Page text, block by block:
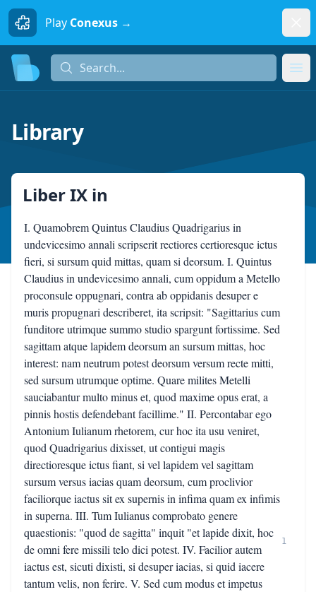
Play Conexus →
Search...
Library
Liber IX in
I. Quamobrem Quintus Claudius Quadrigarius in
undevicesimo annali scripserit rectiores certioresque ictus
fieri, si sursum quid mittas, quam si deorsum. I. Quintus
Claudius in undevicesimo annali, cum oppidum a Metello
proconsule oppugnari, contra ab oppidanis desuper e
muris propugnari describeret, ita scripsit: "Sagittarius cum
funditore utrimque summo studio spargunt fortissime. Sed
sagittam atque lapidem deorsum an sursum mittas, hoc
interest: nam neutrum potest deorsum versum recte mitti,
sed sursum utrumque optime. Quare milites Metelli
sauciabantur multo minus et, quod maxime opus erat, a
pinnis hostis defendebant facillime." II. Percontabar ego
Antonium Iulianum rhetorem, cur hoc ita usu veniret,
quod Quadrigarius dixisset, ut contigui magis
directioresque ictus fiant, si vel lapidem vel sagittam
sursum versus iacias quam deorsum, cum proclivior
faciliorque iactus sit ex supernis in infima quam ex infimis
in superna. III. Tum Iulianus comprobato genere
quaestionis: "quod de sagitta" inquit "et lapide dixit, hoc
de omni fere missili telo dici potest. IV. Facilior autem
iactus est, sicuti dixisti, si desuper iacias, si quid iacere
tantum velis, non ferire. V. Sed cum modus et impetus
1